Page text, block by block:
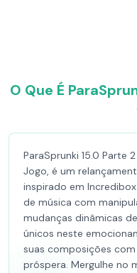
O Que É
ParaSprunki 15.0 Parte
Jogo, é um
inspirado em
de música com
mudanças dinâmicas
únicos neste
suas composições
próspera. Mergulhe no